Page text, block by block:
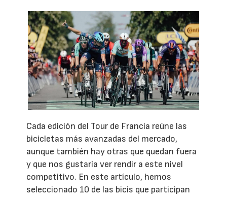
Cada edición del Tour de Francia reúne las
bicicletas más avanzadas del mercado,
aunque también hay otras que quedan fuera
y que nos gustaría ver rendir a este nivel
competitivo. En este artículo, hemos
seleccionado 10 de las bicis que participan